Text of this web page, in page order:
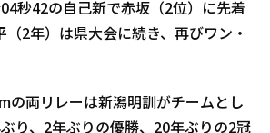
秒42の自己新で赤坂（2位）に先着
（2年）は県大会に続き、再びワン・
両リレーは新潟明訓がチームとし
り、2年ぶりの優勝、20年ぶりの2冠